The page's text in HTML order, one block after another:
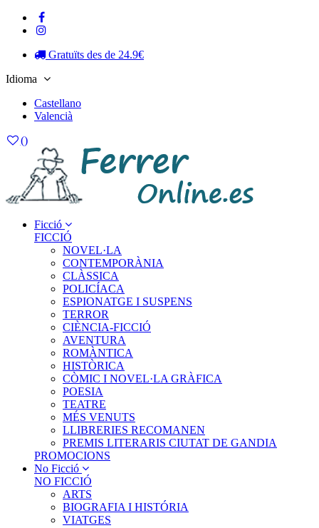
Gratuïts des de 24.9€
Idioma
Castellano
Valencià
()
Ficció
FICCIÓ
NOVEL·LA
CONTEMPORÀNIA
CLÀSSICA
POLICÍACA
ESPIONATGE I SUSPENS
TERROR
CIÈNCIA-FICCIÓ
AVENTURA
ROMÀNTICA
HISTÒRICA
CÒMIC I NOVEL·LA GRÀFICA
POESIA
TEATRE
MÉS VENUTS
LLIBRERIES RECOMANEN
PREMIS LITERARIS CIUTAT DE GANDIA
PROMOCIONS
No Ficció
NO FICCIÓ
ARTS
BIOGRAFIA I HISTÓRIA
VIATGES